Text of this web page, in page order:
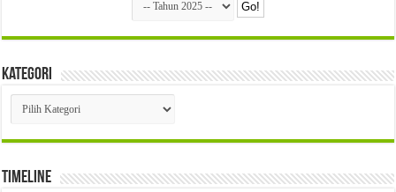
Kategori
Kategori
Timeline